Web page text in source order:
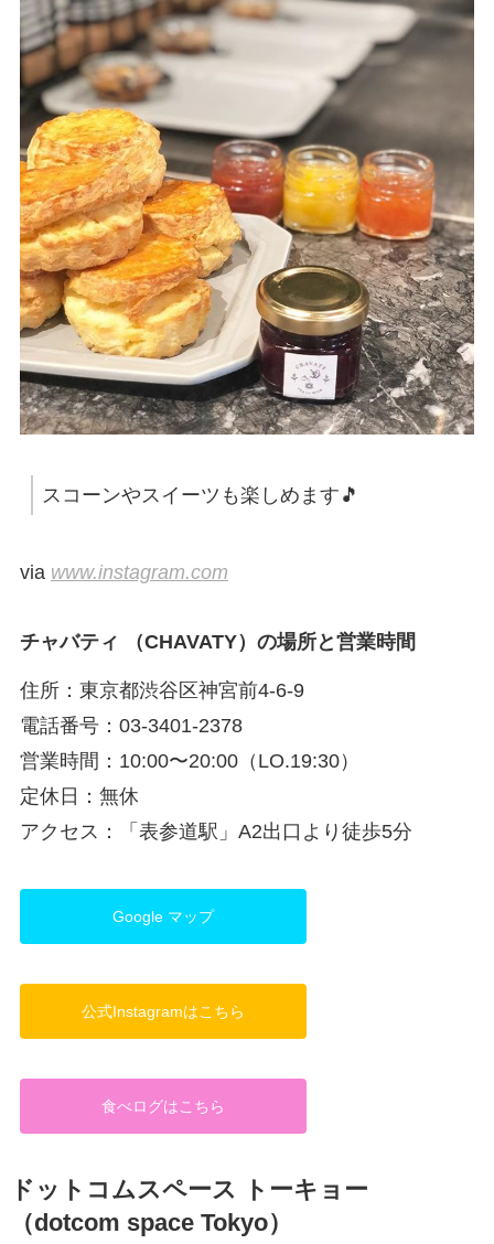
スコーンやスイーツも楽しめます🎵
via www.instagram.com
チャバティ （CHAVATY）の場所と営業時間
住所：東京都渋谷区神宮前4-6-9
電話番号：03-3401-2378
営業時間：10:00〜20:00（LO.19:30）
定休日：無休
アクセス：「表参道駅」A2出口より徒歩5分
Google マップ
公式Instagramはこちら
食べログはこちら
ドットコムスペース トーキョー
（dotcom space Tokyo）